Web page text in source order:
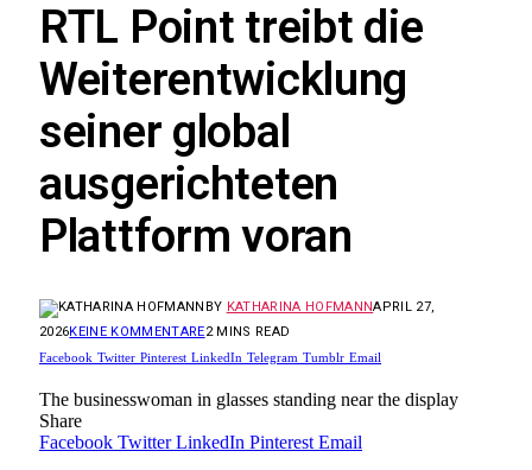
RTL Point treibt die
Weiterentwicklung
seiner global
ausgerichteten
Plattform voran
BY KATHARINA HOFMANNAPRIL 27,
2026KEINE KOMMENTARE2 MINS READ
Facebook Twitter Pinterest LinkedIn Telegram Tumblr Email
The businesswoman in glasses standing near the display
Share
Facebook Twitter LinkedIn Pinterest Email